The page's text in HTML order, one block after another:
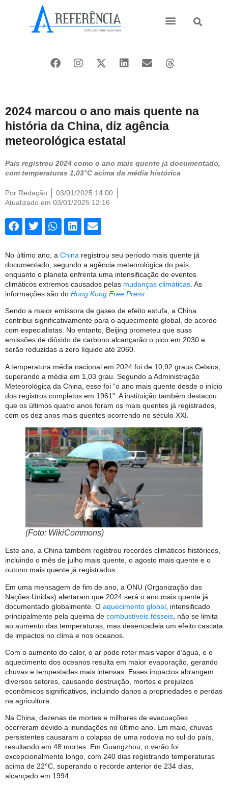
2024 marcou o ano mais quente na
história da China, diz agência
meteorológica estatal
País registrou 2024 como o ano mais quente já documentado,
com temperaturas 1,03°C acima da média histórica
Por Redação
03/01/2025 14:00
Atualizado em 03/01/2025 12:16
No último ano, a China registrou seu período mais quente já
documentado, segundo a agência meteorológica do país,
enquanto o planeta enfrenta uma intensificação de eventos
climáticos extremos causados pelas mudanças climáticas . As
informações são do Hong Kong Free Press
Sendo a maior emissora de gases de efeito estufa, a China
contribui significativamente para o aquecimento global, de acordo
com especialistas. No entanto, Beijing prometeu que suas
emissões de dióxido de carbono alcançarão o pico em 2030 e
serão reduzidas a zero líquido até 2060.
A temperatura média nacional em 2024 foi de 10,92 graus Celsius,
superando a média em 1,03 grau. Segundo a Administração
Meteorológica da China, esse foi “o ano mais quente desde o início
dos registros completos em 1961”. A instituição também destacou
que os últimos quatro anos foram os mais quentes já registrados,
com os dez anos mais quentes ocorrendo no século XXI.
(Foto: WikiCommons)
Este ano, a China também registrou recordes climáticos históricos,
incluindo o mês de julho mais quente, o agosto mais quente e o
outono mais quente já registrados.
Em uma mensagem de fim de ano, a ONU (Organização das
Nações Unidas) alertaram que 2024 será o ano mais quente já
documentado globalmente. O aquecimento global , intensificado
principalmente pela queima de combustíveis fósseis , não se limita
ao aumento das temperaturas, mas desencadeia um efeito cascata
de impactos no clima e nos oceanos.
Com o aumento do calor, o ar pode reter mais vapor d’água, e o
aquecimento dos oceanos resulta em maior evaporação, gerando
chuvas e tempestades mais intensas. Esses impactos abrangem
diversos setores, causando destruição, mortes e prejuízos
econômicos significativos, incluindo danos a propriedades e perdas
na agricultura.
Na China, dezenas de mortes e milhares de evacuações
ocorreram devido a inundações no último ano. Em maio, chuvas
persistentes causaram o colapso de uma rodovia no sul do país,
resultando em 48 mortes. Em Guangzhou, o verão foi
excepcionalmente longo, com 240 dias registrando temperaturas
acima de 22°C, superando o recorde anterior de 234 dias,
alcançado em 1994.